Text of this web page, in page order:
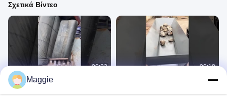
Σχετικά Βίντεο
00:23
μηχανή καταστροφέων εγγράφων
00:18
Μηχανή συντρίψεως σφυροκόπησης
Maggie